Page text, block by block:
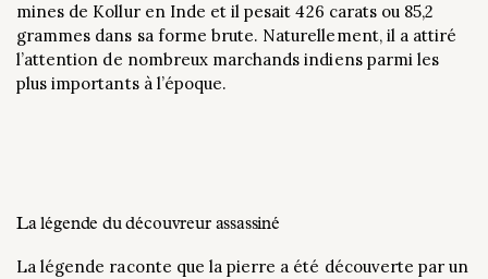
mines de Kollur en Inde et il pesait 426 carats ou 85,2
grammes dans sa forme brute. Naturellement, il a attiré
l’attention de nombreux marchands indiens parmi les
plus importants à l’époque.
La légende du découvreur assassiné
La légende raconte que la pierre a été découverte par un